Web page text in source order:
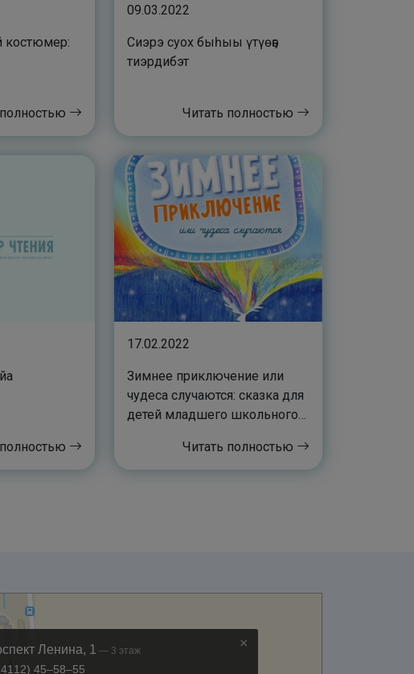
костюмер:
09.03.2022
Сиэрэ суох быһыы үтүөҕэ
тиэрдибэт
Читать полностью
17.02.2022
Зимнее приключение или
чудеса случаются: сказка для
детей младшего школьного
Читать полностью